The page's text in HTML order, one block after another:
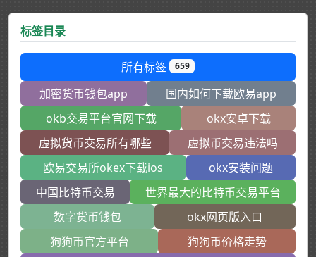
标签目录
所有标签 659
加密货币钱包app
国内如何下载欧易app
okb交易平台官网下载
okx安卓下载
虚拟货币交易所有哪些
虚拟币交易违法吗
欧易交易所okex下载ios
okx安装问题
中国比特币交易
世界最大的比特币交易平台
数字货币钱包
okx网页版入口
狗狗币官方平台
狗狗币价格走势